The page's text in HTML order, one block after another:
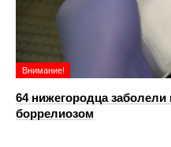
Внимание!
64 нижегородца
боррелиозом